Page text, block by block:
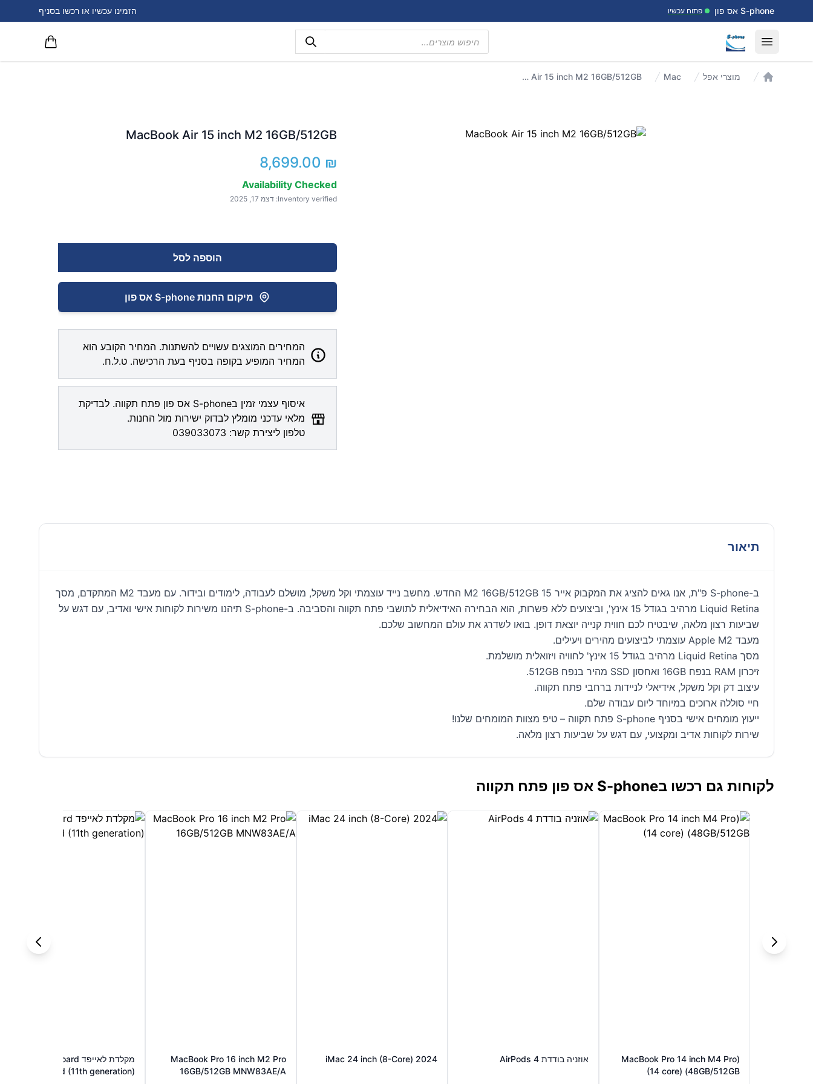
לדלג לתוכןS-phone אס פון פתוח עכשיו הזמינו עכשיו או רכשו בסניף
Open menu
Products
search
מוצרי אפל Mac
MacBook Air 15 inch M2 16GB/512GB
MacBook Air 15 inch M2 16GB/512GB
8,699.00 ₪
Availability Checked
Inventory verified: דצמ 17, 2025
הוספה לסל
מיקום החנות S-phone אס פון
המחירים המוצגים עשויים להשתנות. המחיר הקובע הוא
המחיר המופיע בקופה בסניף בעת הרכישה. ט.ל.ח.
איסוף עצמי זמין בS-phone אס פון פתח תקווה. לבדיקת
מלאי עדכני מומלץ לבדוק ישירות מול החנות.
טלפון ליצירת קשר: 039033073
תיאור
ב-S-phone פ"ת, אנו גאים להציג את המקבוק אייר 15 M2 16GB/512GB החדש. מחשב נייד עוצמתי וקל משקל, מושלם לעבודה, לימודים ובידור. עם מעבד M2 המתקדם, מסך
Liquid Retina מרהיב בגודל 15 אינץ', וביצועים ללא פשרות, הוא הבחירה האידיאלית לתושבי פתח תקווה והסביבה. ב-S-phone תיהנו משירות לקוחות אישי ואדיב, עם דגש על
שביעות רצון מלאה, שיבטיח לכם חווית קנייה יוצאת דופן. בואו לשדרג את עולם המחשוב שלכם.
מעבד Apple M2 עוצמתי לביצועים מהירים ויעילים.
מסך Liquid Retina מרהיב בגודל 15 אינץ' לחוויה ויזואלית מושלמת.
זיכרון RAM בנפח 16GB ואחסון SSD מהיר בנפח 512GB.
עיצוב דק וקל משקל, אידיאלי לניידות ברחבי פתח תקווה.
חיי סוללה ארוכים במיוחד ליום עבודה שלם.
ייעוץ מומחים אישי בסניף S-phone פתח תקווה – טיפ מצוות המומחים שלנו!
שירות לקוחות אדיב ומקצועי, עם דגש על שביעות רצון מלאה.
לקוחות גם רכשו בS-phone אס פון פתח תקווה
(MacBook Pro 14 inch M4 Pro
(14 core) (48GB/512GB
אוזניה בודדת AirPods 4 2024 iMac 24 inch (8-Core)
MacBook Pro 16 inch M2 Pro
16GB/512GB MNW83AE/A
מקלדת לאייפד Magic Keyboard
Folio for iPad (11th generation)